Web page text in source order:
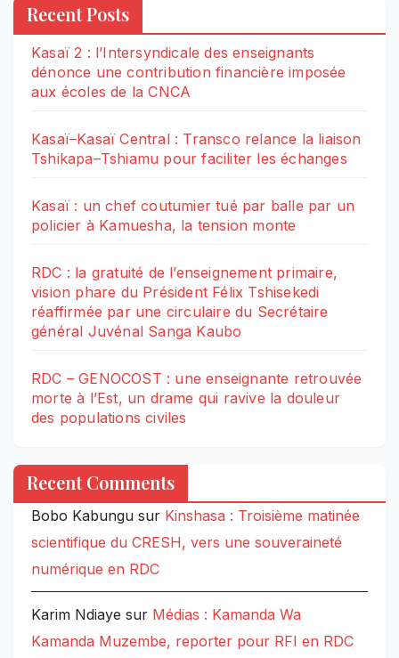
Recent Posts
Kasaï 2 : l’Intersyndicale des enseignants
dénonce une contribution financière imposée
aux écoles de la CNCA
Kasaï–Kasaï Central : Transco relance la liaison
Tshikapa–Tshiamu pour faciliter les échanges
Kasaï : un chef coutumier tué par balle par un
policier à Kamuesha, la tension monte
RDC : la gratuité de l’enseignement primaire,
vision phare du Président Félix Tshisekedi
réaffirmée par une circulaire du Secrétaire
général Juvénal Sanga Kaubo
RDC – GENOCOST : une enseignante retrouvée
morte à l’Est, un drame qui ravive la douleur
des populations civiles
Recent Comments
Bobo Kabungu sur Kinshasa : Troisième matinée
scientifique du CRESH, vers une souveraineté
numérique en RDC
Karim Ndiaye sur Médias : Kamanda Wa
Kamanda Muzembe, reporter pour RFI en RDC